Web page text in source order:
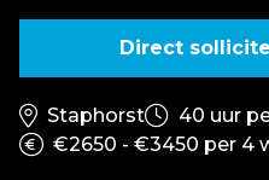
Direct
Staphorst
40 uur
€2650 - €3450 per 4